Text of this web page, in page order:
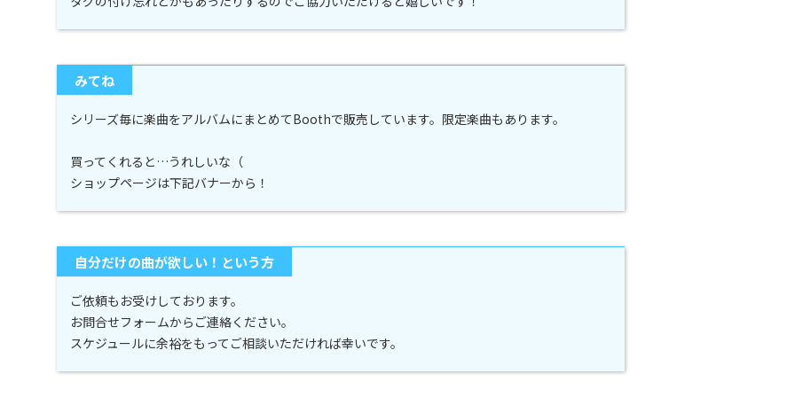
みてね
シリーズ毎に楽曲をアルバムにまとめてBoothで販売しています。限定楽曲もあります。
買ってくれると…うれしいな（
ショップページは下記バナーから！
自分だけの曲が欲しい！という方
ご依頼もお受けしております。
お問合せフォームからご連絡ください。
スケジュールに余裕をもってご相談いただければ幸いです。